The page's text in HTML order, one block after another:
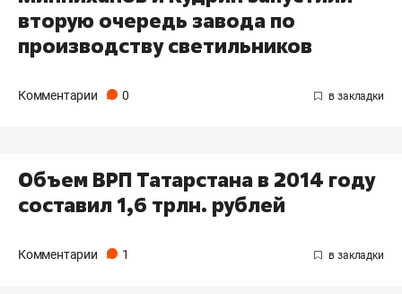
вторую очередь завода по
производству светильников
Комментарии 0
Объем ВРП Татарстана в 2014 году
составил 1,6 трлн. рублей
Комментарии 1